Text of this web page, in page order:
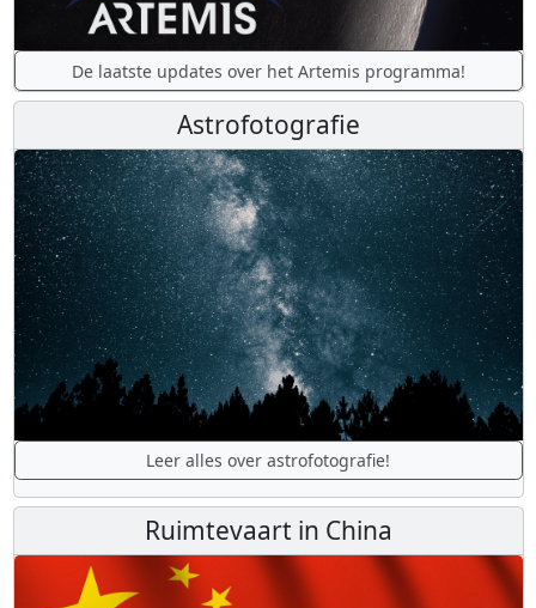
De laatste updates over het Artemis programma!
Astrofotografie
Leer alles over astrofotografie!
Ruimtevaart in China